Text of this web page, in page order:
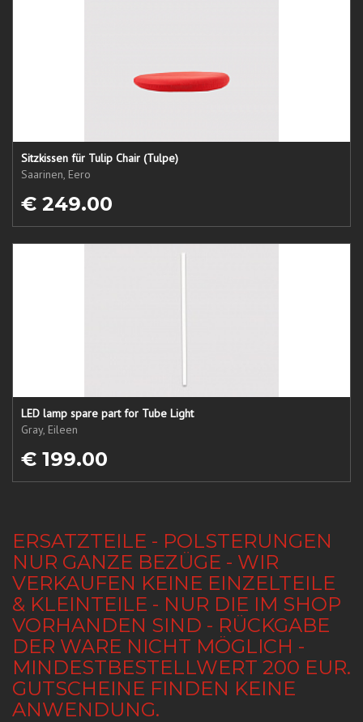
Sitzkissen für Tulip Chair (Tulpe)
Saarinen, Eero
€ 249.00
LED lamp spare part for Tube Light
Gray, Eileen
€ 199.00
ERSATZTEILE - POLSTERUNGEN
NUR GANZE BEZÜGE - WIR
VERKAUFEN KEINE EINZELTEILE
& KLEINTEILE - NUR DIE IM SHOP
VORHANDEN SIND - RÜCKGABE
DER WARE NICHT MÖGLICH -
MINDESTBESTELLWERT 200 EUR.
GUTSCHEINE FINDEN KEINE
ANWENDUNG.